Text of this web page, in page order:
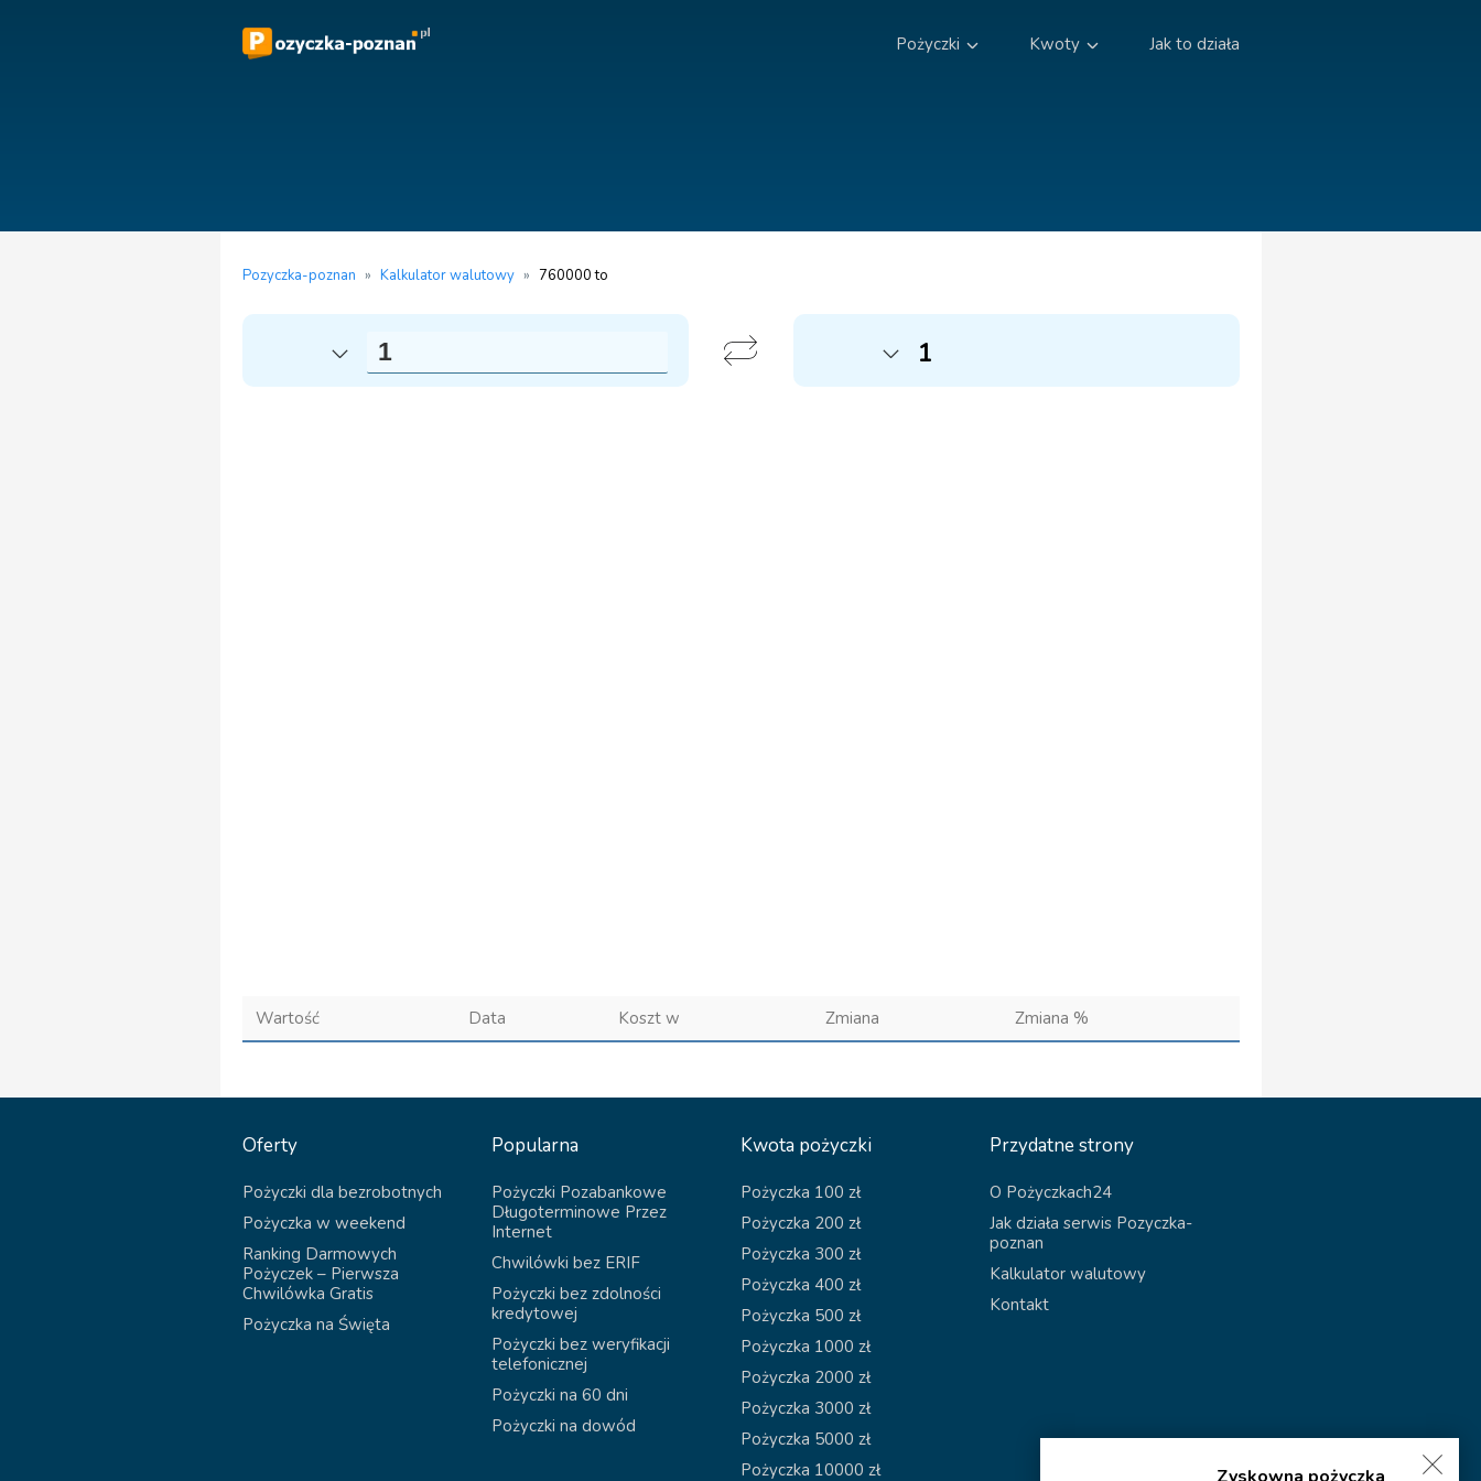
Pożyczki Kwoty Jak to działa
Pozyczka-poznan » Kalkulator walutowy » 760000 to
1
Wartość Data Koszt w Zmiana Zmiana %
Oferty
Pożyczki dla bezrobotnych
Pożyczka w weekend
Ranking Darmowych
Pożyczek – Pierwsza
Chwilówka Gratis
Pożyczka na Święta
Popularna
Pożyczki Pozabankowe
Długoterminowe Przez
Internet
Chwilówki bez ERIF
Pożyczki bez zdolności
kredytowej
Pożyczki bez weryfikacji
telefonicznej
Pożyczki na 60 dni
Pożyczki na dowód
Kwota pożyczki
Pożyczka 100 zł
Pożyczka 200 zł
Pożyczka 300 zł
Pożyczka 400 zł
Pożyczka 500 zł
Pożyczka 1000 zł
Pożyczka 2000 zł
Pożyczka 3000 zł
Pożyczka 5000 zł
Pożyczka 10000 zł
Przydatne strony
O Pożyczkach24
Jak działa serwis Pozyczka-
poznan
Kalkulator walutowy
Kontakt